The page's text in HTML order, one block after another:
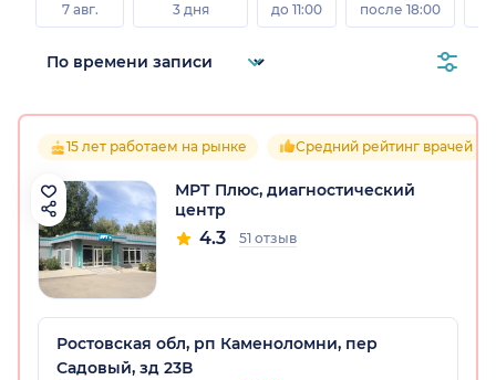
7 авг.
3 дня
до 11:00
после 18:00
15 лет работаем на рынке Средний рейтинг врачей 4.2
МРТ Плюс, диагностический
центр
4.3 51 отзыв
Ростовская обл, рп Каменоломни, пер
Садовый, зд 23В